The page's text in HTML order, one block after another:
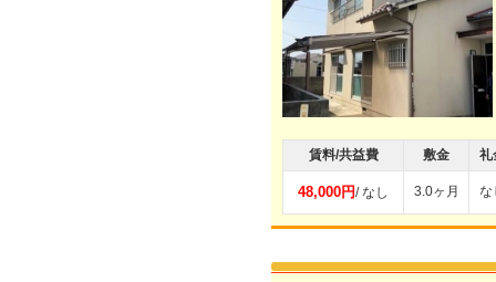
賃料/共益費 敷金 礼
48,000円/ なし 3.0ヶ月 な